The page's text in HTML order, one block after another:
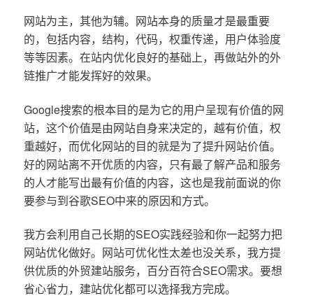
网站为主，其他为辅。网站本身的质量才是最重要
的，包括内容，结构，代码，权重传递，用户体验度
等等因素。在站内优化良好的基础上，再做站外的外
链推广才能发挥好的效果。
Google搜索的根本目的是为它的用户呈现有价值的网
站，这个价值是由网站自身来决定的，越有价值，权
重越好，而优化网站的目的就是为了提升网站价值。
好的网站离不开优质的内容，只有最了解产品和服务
的人才能写出最有价值的内容，这也是我前面说的你
要参与到谷歌SEO中来的原因和方式。
我方会利用自己长期的SEO实践经验和你一起努力把
网站优化做好。网站可优化性太差也没关系，我方提
供优质的外贸建站服务，百分百符合SEO需求。要想
省心省力，建站优化都可以选择我方完成。